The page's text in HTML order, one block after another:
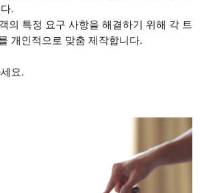
.
의 특정 요구 사항을 해결하기 위해 각 트
개인적으로 맞춤 제작합니다.
요.